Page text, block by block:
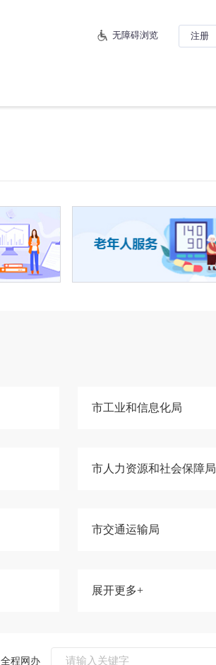
无障碍浏览 注册
市工业和信息化局
市人力资源和社会保障局
市交通运输局
展开更多+
全程网办